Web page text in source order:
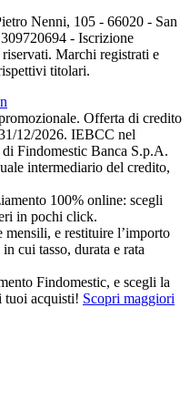
Nenni, 105 - 66020 - San
- Iscrizione
Marchi registrati e
titolari.
Offerta di credito
12/2026. IEBCC nel
Findomestic Banca S.p.A.
intermediario del credito,
100% online: scegli
in pochi click.
mensili, e restituire l’importo
cui tasso, durata e rata
Findomestic, e scegli la
tuoi acquisti! Scopri maggiori